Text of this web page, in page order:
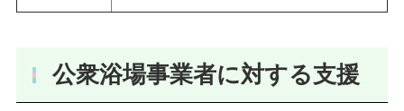
公衆浴場事業者に対する支援